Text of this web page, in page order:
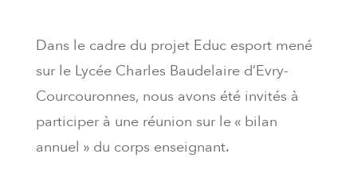
Dans le cadre du projet Educ esport mené
sur le Lycée Charles Baudelaire d’Evry-
Courcouronnes, nous avons été invités à
participer à une réunion sur le « bilan
annuel » du corps enseignant.